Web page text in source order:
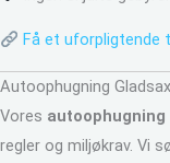
Få et uforpligtende
Autoophugning
Vores autoophugning
regler og miljøkrav. Vi